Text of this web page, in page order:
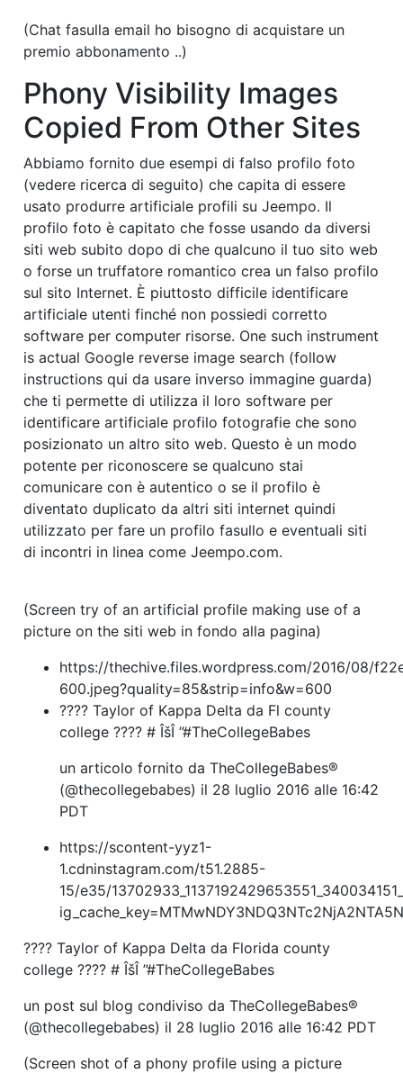
(Chat fasulla email ho bisogno di acquistare un
premio abbonamento ..)
Phony Visibility Images
Copied From Other Sites
Abbiamo fornito due esempi di falso profilo foto
(vedere ricerca di seguito) che capita di essere
usato produrre artificiale profili su Jeempo. Il
profilo foto è capitato che fosse usando da diversi
siti web subito dopo di che qualcuno il tuo sito web
o forse un truffatore romantico crea un falso profilo
sul sito Internet. È piuttosto difficile identificare
artificiale utenti finché non possiedi corretto
software per computer risorse. One such instrument
is actual Google reverse image search (follow
instructions qui da usare inverso immagine guarda)
che ti permette di utilizza il loro software per
identificare artificiale profilo fotografie che sono
posizionato un altro sito web. Questo è un modo
potente per riconoscere se qualcuno stai
comunicare con è autentico o se il profilo è
diventato duplicato da altri siti internet quindi
utilizzato per fare un profilo fasullo e eventuali siti
di incontri in linea come Jeempo.com.
(Screen try of an artificial profile making use of a
picture on the siti web in fondo alla pagina)
https://thechive.files.wordpress.com/2016/08/
600.jpeg?quality=85&strip=info&w=600
???? Taylor of Kappa Delta da Fl county
college ???? # ÎšÎ ”#TheCollegeBabes
un articolo fornito da TheCollegeBabes®
(@thecollegebabes) il 28 luglio 2016 alle 16:42
PDT
https://scontent-yyz1-
1.cdninstagram.com/t51.2885-
15/e35/
???? Taylor of Kappa Delta da Florida county
college ???? # ÎšÎ ”#TheCollegeBabes
un post sul blog condiviso da TheCollegeBabes®
(@thecollegebabes) il 28 luglio 2016 alle 16:42 PDT
(Screen shot of a phony profile using a picture